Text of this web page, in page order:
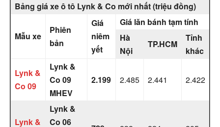
Bảng giá xe ô tô Lynk & Co mới nhất (triệu đồng)
Mẫu xe
Phiên
bản
Giá
niêm
yết
Giá lăn bánh tạm tính
Hà
Nội
TP.HCM
Tỉnh
khác
Lynk &
Co 09
Lynk &
Co 09
MHEV
2.199 2.485 2.441 2.422
Lynk &
Lynk &
Co 06